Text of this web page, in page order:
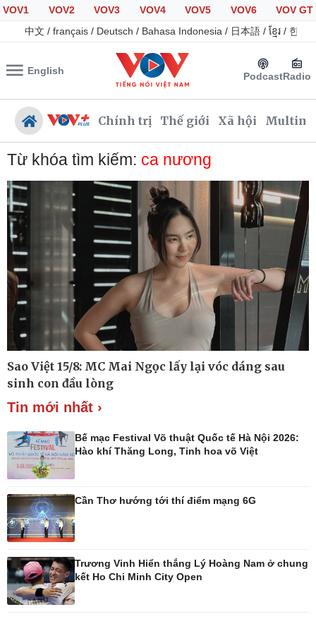
VOV1 VOV2 VOV3 VOV4 VOV5 VOV6
VOV GT
中文 / français / Deutsch / Bahasa Indonesia / 日本語 / ខ្មែរ / 한국
English PodcastRadio
Chính trị Thế giới Xã hội
Chính trị
Đảng
Tổ chức nhân sự
Quốc hội
Nhận diện sự thật
Xã hội
Tin 24h
Giáo dục
Dự báo thời tiết
Dấu ấn VOV
Việc làm
Biển đảo
Thế giới
Quan sát
Cuộc sống đó đây
Multimedia
Infographic
Kinh tế
Bất động sản
Khởi nghiệp
Tỷ giá
Chứng khoán
Từ khóa tìm kiếm: ca nương
Sao Việt 15/8: MC Mai Ngọc lấy lại vóc dáng sau
sinh con đầu lòng
Tin mới nhất ›
Bế mạc Festival Võ thuật Quốc tế Hà Nội 2026:
Hào khí Thăng Long, Tinh hoa võ Việt
Cần Thơ hướng tới thí điểm mạng 6G
Trương Vinh Hiển thắng Lý Hoàng Nam ở chung
kết Ho Chi Minh City Open